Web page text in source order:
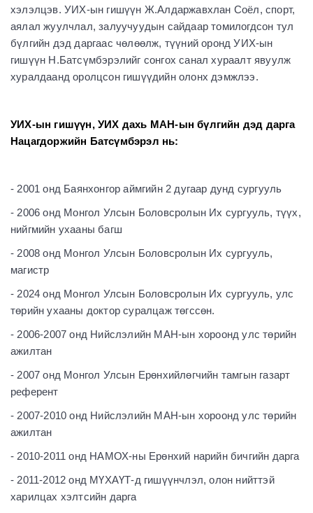
хэлэлцэв. УИХ-ын гишүүн Ж.Алдаржавхлан Соёл, спорт,
аялал жуулчлал, залуучуудын сайдаар томилогдсон тул
бүлгийн дэд даргаас чөлөөлж, түүний оронд УИХ-ын
гишүүн Н.Батсүмбэрэлийг сонгох санал хураалт явуулж
хуралдаанд оролцсон гишүүдийн олонх дэмжлээ.
УИХ-ын гишүүн, УИХ дахь МАН-ын бүлгийн дэд дарга
Нацагдоржийн Батсүмбэрэл нь:
- 2001 онд Баянхонгор аймгийн 2 дугаар дунд сургууль
- 2006 онд Монгол Улсын Боловсролын Их сургууль, түүх,
нийгмийн ухааны багш
- 2008 онд Монгол Улсын Боловсролын Их сургууль,
магистр
- 2024 онд Монгол Улсын Боловсролын Их сургууль, улс
төрийн ухааны доктор суралцаж төгссөн.
- 2006-2007 онд Нийслэлийн МАН-ын хороонд улс төрийн
ажилтан
- 2007 онд Монгол Улсын Ерөнхийлөгчийн тамгын газарт
референт
- 2007-2010 онд Нийслэлийн МАН-ын хороонд улс төрийн
ажилтан
- 2010-2011 онд НАМОХ-ны Ерөнхий нарийн бичгийн дарга
- 2011-2012 онд МҮХАҮТ-д гишүүнчлэл, олон нийттэй
харилцах хэлтсийн дарга